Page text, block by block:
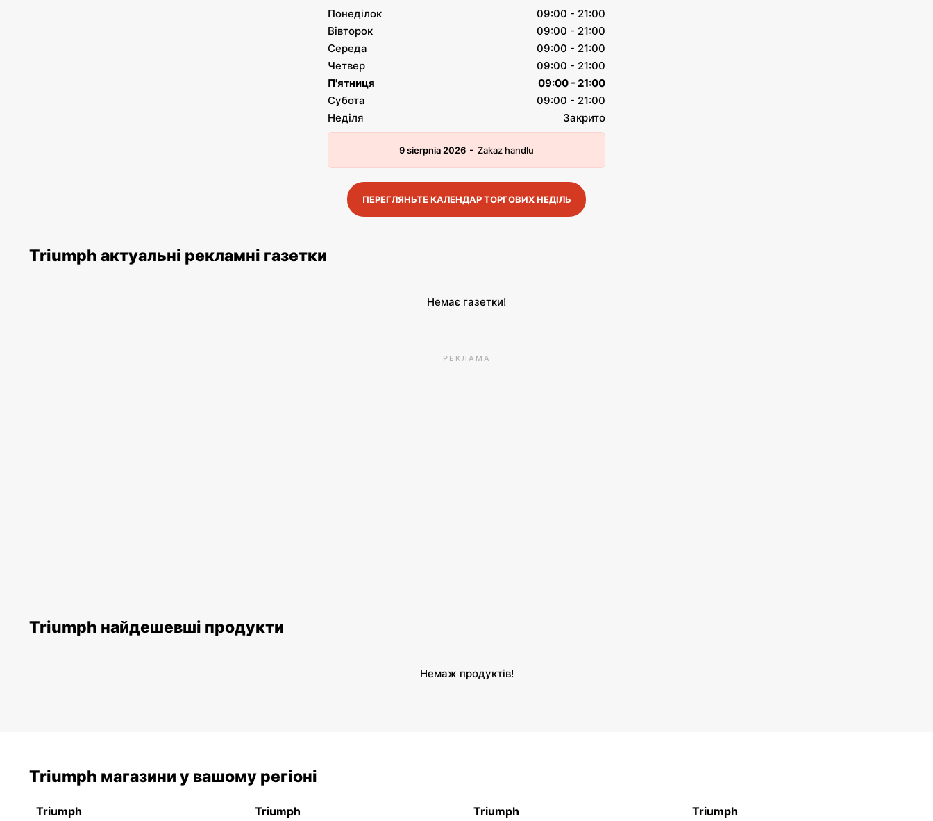
Понеділок
09:00 - 21:00
Вівторок
09:00 - 21:00
Середа
09:00 - 21:00
Четвер
09:00 - 21:00
П'ятниця
09:00 - 21:00
Субота
09:00 - 21:00
Неділя
Закрито
9 sierpnia 2026 - Zakaz handlu
ПЕРЕГЛЯНЬТЕ КАЛЕНДАР ТОРГОВИХ НЕДІЛЬ
Triumph актуальні рекламні газетки
Немає газетки!
РЕКЛАМА
Triumph найдешевші продукти
Немаж продуктів!
Triumph магазини у вашому регіоні
Triumph Triumph Triumph Triumph